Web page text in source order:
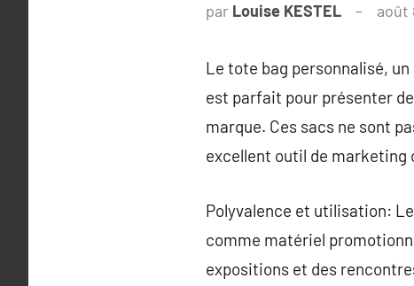
par Louise KESTEL août
Le tote bag personnalisé,
est parfait pour présenter
marque. Ces sacs ne sont
excellent outil de marketing
Polyvalence et utilisation:
comme matériel
expositions et des